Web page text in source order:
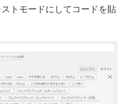
トモードにしてコードを貼